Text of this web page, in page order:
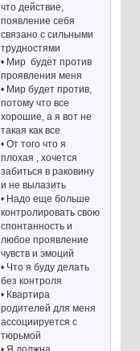
что действие,
появление себя
связано с сильными
трудностями
• Мир будет против
проявления меня
• Мир будет против,
потому что все
хорошие, а я вот не
такая как все
• От того что я
плохая , хочется
забиться в раковину
и не вылазить
• Надо еще больше
контролировать свою
спонтанность и
любое проявление
чувств и эмоций
• Что я буду делать
без контроля
• Квартира
родителей для меня
ассоциируется с
тюрьмой